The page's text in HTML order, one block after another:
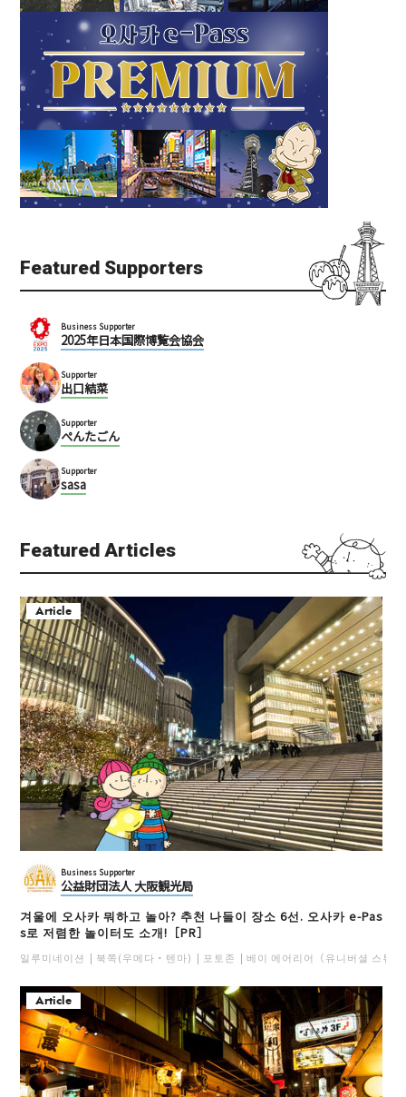
Featured Supporters
Business Supporter
2025年日本国際博覧会協会
Supporter
出口結菜
Supporter
ぺんたごん
Supporter
sasa
Featured Articles
Article
Business Supporter
公益財団法人 大阪観光局
겨울에 오사카 뭐하고 놀아? 추천 나들이 장소 6선. 오사카 e-Pas
s로 저렴한 놀이터도 소개!［PR］
일루미네이션 북쪽(우메다・텐마) 포토존 베이 에어리어（유니버셜 스튜
Article